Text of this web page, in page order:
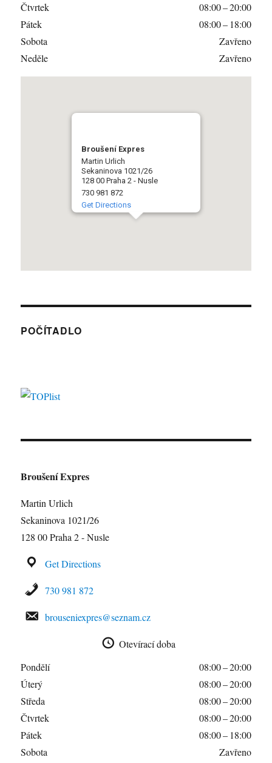
Čtvrtek
08:00 – 20:00
Pátek
08:00 – 18:00
Sobota
Zavřeno
Neděle
Zavřeno
Broušení Expres
Martin Urlich
Sekaninova 1021/26
128 00 Praha 2 - Nusle
730 981 872
Get Directions
POČÍTADLO
Broušení Expres
Martin Urlich
Sekaninova 1021/26
128 00 Praha 2 - Nusle
Get Directions
730 981 872
brouseniexpres@seznam.cz
Otevírací doba
Pondělí
08:00 – 20:00
Úterý
08:00 – 20:00
Středa
08:00 – 20:00
Čtvrtek
08:00 – 20:00
Pátek
08:00 – 18:00
Sobota
Zavřeno